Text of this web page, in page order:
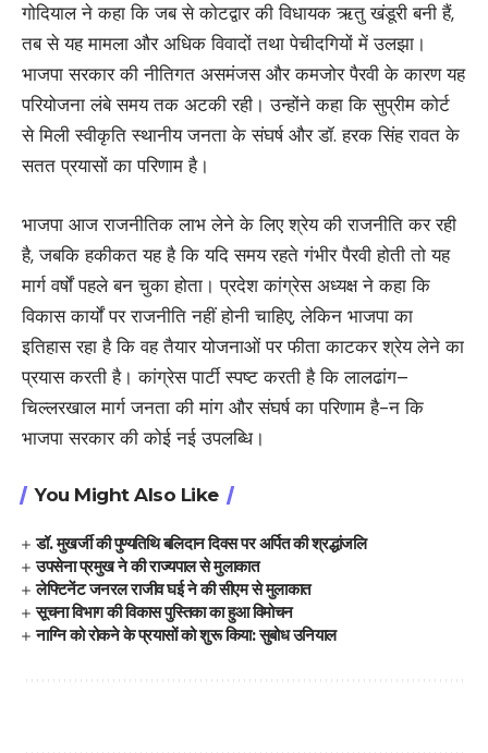
गोदियाल ने कहा कि जब से कोटद्वार की विधायक ऋतु खंडूरी बनी हैं,
तब से यह मामला और अधिक विवादों तथा पेचीदगियों में उलझा।
भाजपा सरकार की नीतिगत असमंजस और कमजोर पैरवी के कारण यह
परियोजना लंबे समय तक अटकी रही। उन्होंने कहा कि सुप्रीम कोर्ट
से मिली स्वीकृति स्थानीय जनता के संघर्ष और डॉ. हरक सिंह रावत के
सतत प्रयासों का परिणाम है।
भाजपा आज राजनीतिक लाभ लेने के लिए श्रेय की राजनीति कर रही
है, जबकि हकीकत यह है कि यदि समय रहते गंभीर पैरवी होती तो यह
मार्ग वर्षों पहले बन चुका होता। प्रदेश कांग्रेस अध्यक्ष ने कहा कि
विकास कार्यों पर राजनीति नहीं होनी चाहिए, लेकिन भाजपा का
इतिहास रहा है कि वह तैयार योजनाओं पर फीता काटकर श्रेय लेने का
प्रयास करती है। कांग्रेस पार्टी स्पष्ट करती है कि लालढांग–
चिल्लरखाल मार्ग जनता की मांग और संघर्ष का परिणाम है-न कि
भाजपा सरकार की कोई नई उपलब्धि।
You Might Also Like
डॉ. मुखर्जी की पुण्यतिथि बलिदान दिवस पर अर्पित की श्रद्धांजलि
उपसेना प्रमुख ने की राज्यपाल से मुलाकात
लेफ्टिनेंट जनरल राजीव घई ने की सीएम से मुलाकात
सूचना विभाग की विकास पुस्तिका का हुआ विमोचन
नाग्नि को रोकने के प्रयासों को शुरू किया: सुबोध उनियाल